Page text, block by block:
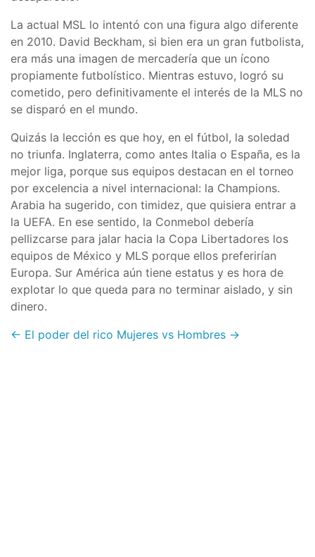
La actual MSL lo intentó con una figura algo diferente
en 2010. David Beckham, si bien era un gran futbolista,
era más una imagen de mercadería que un ícono
propiamente futbolístico. Mientras estuvo, logró su
cometido, pero definitivamente el interés de la MLS no
se disparó en el mundo.
Quizás la lección es que hoy, en el fútbol, la soledad
no triunfa. Inglaterra, como antes Italia o España, es la
mejor liga, porque sus equipos destacan en el torneo
por excelencia a nivel internacional: la Champions.
Arabia ha sugerido, con timidez, que quisiera entrar a
la UEFA. En ese sentido, la Conmebol debería
pellizcarse para jalar hacia la Copa Libertadores los
equipos de México y MLS porque ellos preferirían
Europa. Sur América aún tiene estatus y es hora de
explotar lo que queda para no terminar aislado, y sin
dinero.
← El poder del rico Mujeres vs Hombres →